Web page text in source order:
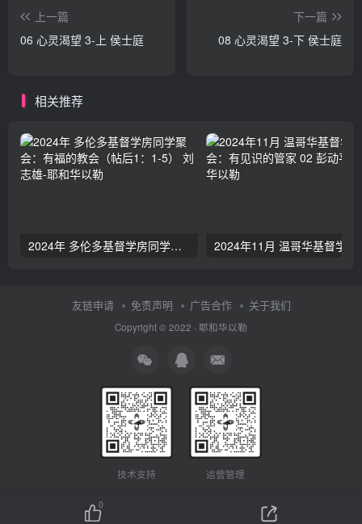
上一篇
06 心灵渴望 3-上 侯士庭
下一篇
08 心灵渴望 3-下 侯士庭
相关推荐
2024年 多伦多基督学房同学聚会：有福的教会（帖后1：1-5） 刘志雄
友链申请 免责声明 广告合作 关于我们
Copyright © 2022 · 耶和华以勒
技术支持 运营管理
0